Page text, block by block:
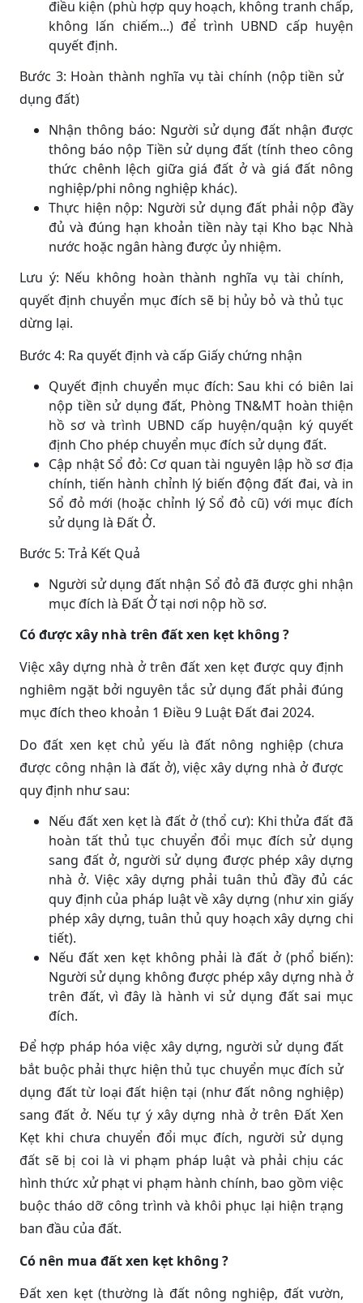
điều kiện (phù hợp quy hoạch, không tranh chấp,
không lấn chiếm...) để trình UBND cấp huyện
quyết định.
Bước 3: Hoàn thành nghĩa vụ tài chính (nộp tiền sử
dụng đất)
Nhận thông báo: Người sử dụng đất nhận được
thông báo nộp Tiền sử dụng đất (tính theo công
thức chênh lệch giữa giá đất ở và giá đất nông
nghiệp/phi nông nghiệp khác).
Thực hiện nộp: Người sử dụng đất phải nộp đầy
đủ và đúng hạn khoản tiền này tại Kho bạc Nhà
nước hoặc ngân hàng được ủy nhiệm.
Lưu ý: Nếu không hoàn thành nghĩa vụ tài chính,
quyết định chuyển mục đích sẽ bị hủy bỏ và thủ tục
dừng lại.
Bước 4: Ra quyết định và cấp Giấy chứng nhận
Quyết định chuyển mục đích: Sau khi có biên lai
nộp tiền sử dụng đất, Phòng TN&MT hoàn thiện
hồ sơ và trình UBND cấp huyện/quận ký quyết
định Cho phép chuyển mục đích sử dụng đất.
Cập nhật Sổ đỏ: Cơ quan tài nguyên lập hồ sơ địa
chính, tiến hành chỉnh lý biến động đất đai, và in
Sổ đỏ mới (hoặc chỉnh lý Sổ đỏ cũ) với mục đích
sử dụng là Đất Ở.
Bước 5: Trả Kết Quả
Người sử dụng đất nhận Sổ đỏ đã được ghi nhận
mục đích là Đất Ở tại nơi nộp hồ sơ.
Có được xây nhà trên đất xen kẹt không ?
Việc xây dựng nhà ở trên đất xen kẹt được quy định
nghiêm ngặt bởi nguyên tắc sử dụng đất phải đúng
mục đích theo khoản 1 Điều 9 Luật Đất đai 2024.
Do đất xen kẹt chủ yếu là đất nông nghiệp (chưa
được công nhận là đất ở), việc xây dựng nhà ở được
quy định như sau:
Nếu đất xen kẹt là đất ở (thổ cư): Khi thửa đất đã
hoàn tất thủ tục chuyển đổi mục đích sử dụng
sang đất ở, người sử dụng được phép xây dựng
nhà ở. Việc xây dựng phải tuân thủ đầy đủ các
quy định của pháp luật về xây dựng (như xin giấy
phép xây dựng, tuân thủ quy hoạch xây dựng chi
tiết).
Nếu đất xen kẹt không phải là đất ở (phổ biến):
Người sử dụng không được phép xây dựng nhà ở
trên đất, vì đây là hành vi sử dụng đất sai mục
đích.
Để hợp pháp hóa việc xây dựng, người sử dụng đất
bắt buộc phải thực hiện thủ tục chuyển mục đích sử
dụng đất từ loại đất hiện tại (như đất nông nghiệp)
sang đất ở. Nếu tự ý xây dựng nhà ở trên Đất Xen
Kẹt khi chưa chuyển đổi mục đích, người sử dụng
đất sẽ bị coi là vi phạm pháp luật và phải chịu các
hình thức xử phạt vi phạm hành chính, bao gồm việc
buộc tháo dỡ công trình và khôi phục lại hiện trạng
ban đầu của đất.
Có nên mua đất xen kẹt không ?
Đất xen kẹt (thường là đất nông nghiệp, đất vườn,